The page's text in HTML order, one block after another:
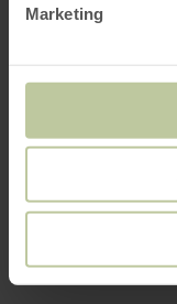
Marketing